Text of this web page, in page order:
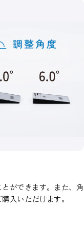
ができます。また、角
入いただけます。